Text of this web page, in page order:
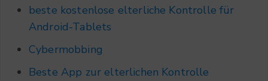
beste kostenlose elterliche Kontrolle für
Android-Tablets
Cybermobbing
Beste App zur elterlichen Kontrolle